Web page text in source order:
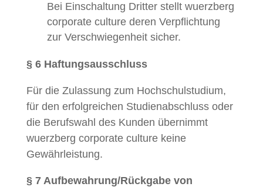
Bei Einschaltung Dritter stellt wuerzberg
corporate culture deren Verpflichtung
zur Verschwiegenheit sicher.
§ 6 Haftungsausschluss
Für die Zulassung zum Hochschulstudium,
für den erfolgreichen Studienabschluss oder
die Berufswahl des Kunden übernimmt
wuerzberg corporate culture keine
Gewährleistung.
§ 7 Aufbewahrung/Rückgabe von